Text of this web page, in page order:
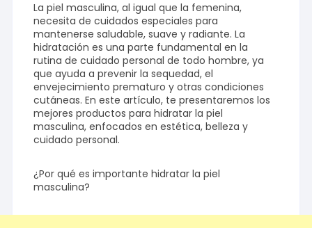
La piel masculina, al igual que la femenina,
necesita de cuidados especiales para
mantenerse saludable, suave y radiante. La
hidratación es una parte fundamental en la
rutina de cuidado personal de todo hombre, ya
que ayuda a prevenir la sequedad, el
envejecimiento prematuro y otras condiciones
cutáneas. En este artículo, te presentaremos los
mejores productos para hidratar la piel
masculina, enfocados en estética, belleza y
cuidado personal.
¿Por qué es importante hidratar la piel
masculina?